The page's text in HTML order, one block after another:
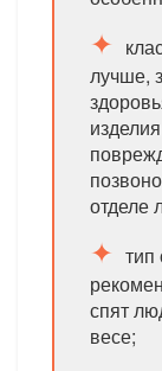
лучше,
отделе
спят
весе;